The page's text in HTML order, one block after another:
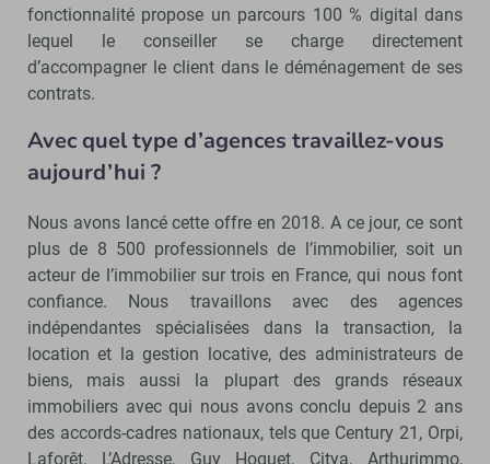
fonctionnalité propose un parcours 100 % digital dans
lequel le conseiller se charge directement
d’accompagner le client dans le déménagement de ses
contrats.
Avec quel type d’agences travaillez-vous
aujourd’hui ?
Nous avons lancé cette offre en 2018. A ce jour, ce sont
plus de 8 500 professionnels de l’immobilier, soit un
acteur de l’immobilier sur trois en France, qui nous font
confiance. Nous travaillons avec des agences
indépendantes spécialisées dans la transaction, la
location et la gestion locative, des administrateurs de
biens, mais aussi la plupart des grands réseaux
immobiliers avec qui nous avons conclu depuis 2 ans
des accords-cadres nationaux, tels que Century 21, Orpi,
Laforêt, L’Adresse, Guy Hoquet, Citya, Arthurimmo,